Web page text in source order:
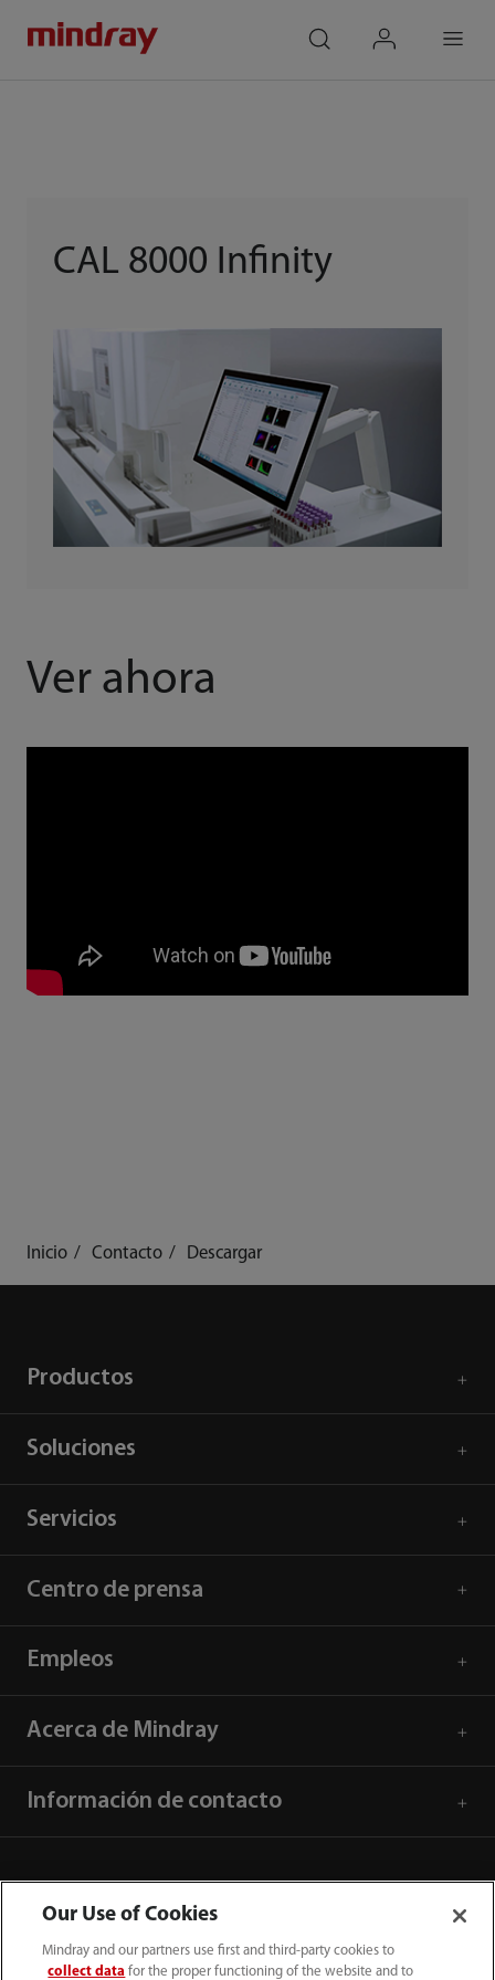
CAL 8000 Infinity
Ver ahora
Inicio Contacto Descargar
Productos
Soluciones
Servicios
Centro de prensa
Empleos
Acerca de Mindray
Información de contacto
Our Use of Cookies
Mindray and our partners use first and third-party cookies to
collect data for the proper functioning of the website and to